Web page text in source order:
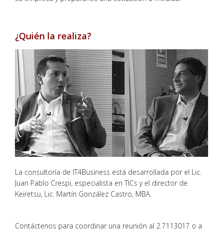
¿Quién la realiza?
La consultoría de IT4Business está desarrollada por el Lic.
Juan Pablo Crespi, especialista en TICs y el director de
Keiretsu, Lic. Martín González Castro, MBA.
Contáctenos para coordinar una reunión al 2.7113017 o a